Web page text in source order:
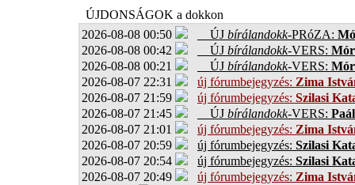
ÚJDONSÁGOK a dokkon
2026-08-08 00:50
ÚJ bírálandokk-PRóZA:
2026-08-08 00:42
ÚJ bírálandokk-VERS:
2026-08-08 00:21
ÚJ bírálandokk-VERS:
2026-08-07 22:31
új fórumbejegyzés: Zima
2026-08-07 21:59
új fórumbejegyzés: Szilasi
2026-08-07 21:45
ÚJ bírálandokk-VERS:
2026-08-07 21:01
új fórumbejegyzés: Zima
2026-08-07 20:59
új fórumbejegyzés: Szilasi
2026-08-07 20:54
új fórumbejegyzés: Szilasi
2026-08-07 20:49
új fórumbejegyzés: Zima